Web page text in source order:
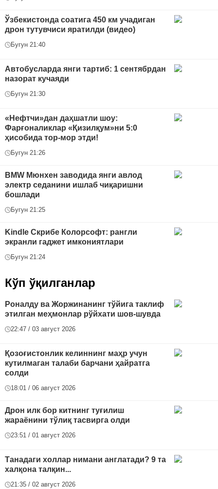
Ўзбекистонда соатига 450 км учадиган
дрон тутувчиси яратилди (видео)
Бугун 21:40
Автобусларда янги тартиб: 1 сентябрдан
назорат кучаяди
Бугун 21:30
«Нефтчи»дан даҳшатли шоу:
Фарғоналиклар «Қизилқум»ни 5:0
ҳисобида тор-мор этди!
Бугун 21:26
BMW Mюнхен заводида янги авлод
электр седанини ишлаб чиқаришни
бошлади
Бугун 21:25
Kindle Скрибе Колорсофт: рангли
экранли гаджет имкониятлари
Бугун 21:24
Кўп ўқилганлар
Роналду ва Жоржинанинг тўйига таклиф
этилган меҳмонлар рўйхати шов-шувда
22:47 / 03 август 2026
Қозоғистонлик келиннинг маҳр учун
кутилмаган талаби барчани ҳайратга
солди
18:01 / 06 август 2026
Дрон илк бор китнинг туғилиш
жараёнини тўлиқ тасвирга олди
23:51 / 01 август 2026
Танадаги холлар нимани англатади? 9 та
халқона талқин...
21:35 / 02 август 2026